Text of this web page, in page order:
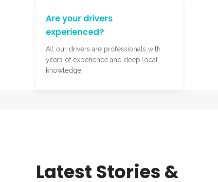
Are your drivers
experienced?
All our drivers are professionals with
years of experience and deep local
knowledge.
Latest Stories &